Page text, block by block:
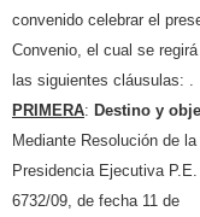
convenido celebrar el
Convenio, el cual se
las siguientes cláusulas: .
PRIMERA: Destino y
Mediante Resolución de la
Presidencia Ejecutiva P.E.
6732/09, de fecha 11 de